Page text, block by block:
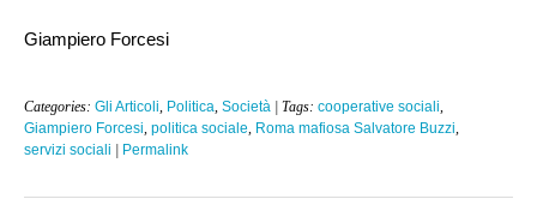
Giampiero Forcesi
Categories: Gli Articoli Politica Società | Tags: cooperative sociali
Giampiero Forcesi politica sociale Roma mafiosa Salvatore Buzzi
servizi sociali | Permalink